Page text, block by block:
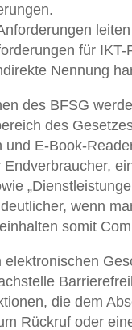
für
Nennung
des BFSG
des
und E-Book-
wenn
somit
elektronischen
die dem
Rückruf oder